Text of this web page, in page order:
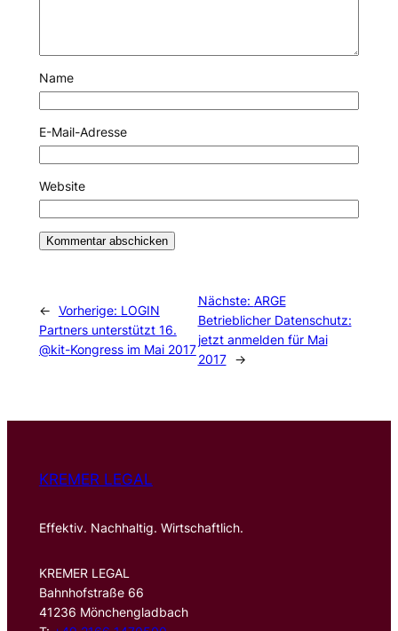
Name
E-Mail-Adresse
Website
← Vorherige: LOGIN
Partners unterstützt 16.
@kit-Kongress im Mai 2017
Nächste: ARGE
Betrieblicher Datenschutz:
jetzt anmelden für Mai
2017
→
KREMER LEGAL
Effektiv. Nachhaltig. Wirtschaftlich.
KREMER LEGAL
Bahnhofstraße 66
41236 Mönchengladbach